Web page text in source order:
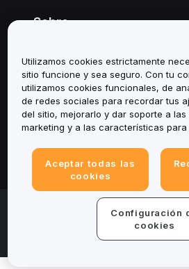
Sobre
Servicios
Soporte
Productos
Legal
© 2025-2026 Bybit.eu. All rights
Términos de
Centro de
Utilizamos cookies estrictamente
sitio funcione y sea seguro. Con tu
utilizamos cookies funcionales, de
de redes sociales para recordar tus
del sitio, mejorarlo y dar soporte a
marketing y a las características para
Aceptar todas las
cookies
Configuración
cookies